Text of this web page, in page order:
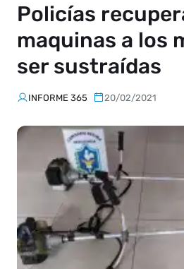
Policías
maquinas a los
ser sustraídas
INFORME 365 20/02/2021